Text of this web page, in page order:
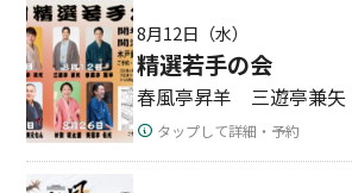
8月12日（水）
精選若手の会
春風亭昇羊 三遊亭兼矢
タップして詳細・予約